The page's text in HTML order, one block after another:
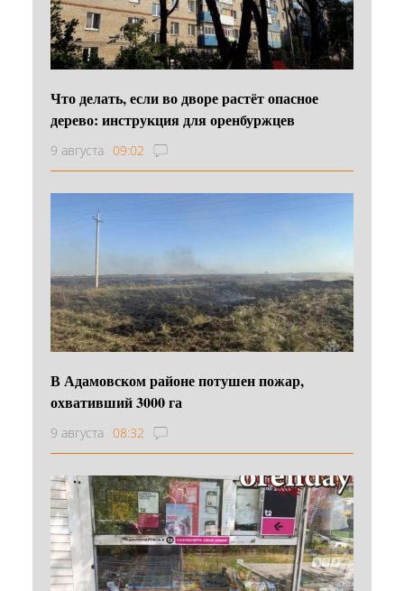
Что делать, если во дворе растёт опасное
дерево: инструкция для оренбуржцев
9 августа 09:02
В Адамовском районе потушен пожар,
охвативший 3000 га
9 августа 08:32